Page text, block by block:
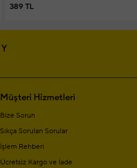
389 TL
Müşteri Hizmetleri
Bize Sorun
Sıkça Sorulan Sorular
İşlem Rehberi
Ücretsiz Kargo ve İade